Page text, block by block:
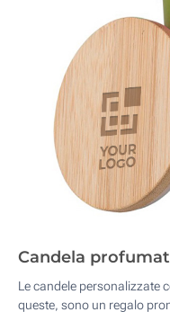
Candela
Le candele personalizzate
queste, sono un regalo